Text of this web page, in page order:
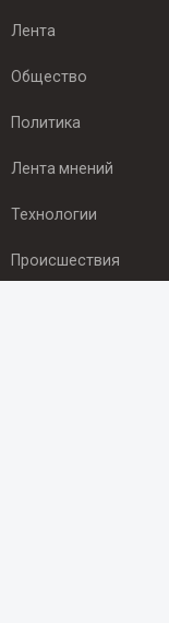
Лента
Общество
Политика
Лента мнений
Технологии
Происшествия